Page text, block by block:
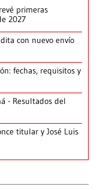
primeras
2027
con nuevo envío
fechas, requisitos y
- Resultados del
titular y José Luis